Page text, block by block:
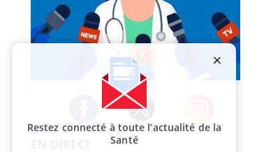
Facebook Twitter Instagram
Restez connecté à toute l’actualité de la
Santé